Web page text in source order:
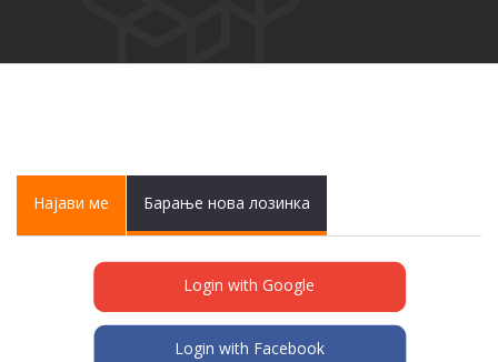
Primary tabs
Најави ме (activeБарање нова лозинка
Login with Google
Login with Facebook